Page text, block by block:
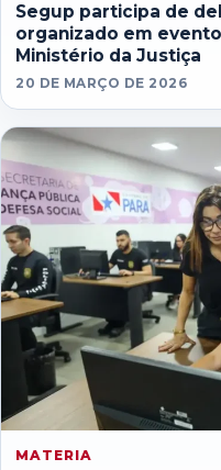
Segup participa de
organizado em
Ministério da Justiça
20 DE MARÇO DE 2026
MATERIA